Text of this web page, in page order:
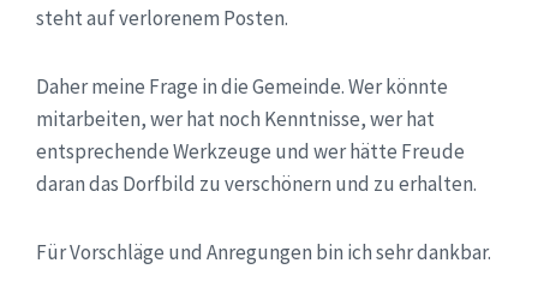
steht auf verlorenem Posten.
Daher meine Frage in die Gemeinde. Wer könnte
mitarbeiten, wer hat noch Kenntnisse, wer hat
entsprechende Werkzeuge und wer hätte Freude
daran das Dorfbild zu verschönern und zu erhalten.
Für Vorschläge und Anregungen bin ich sehr dankbar.